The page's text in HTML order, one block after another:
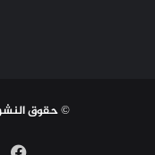
© حقوق النشر 2026، جميع الحقوق